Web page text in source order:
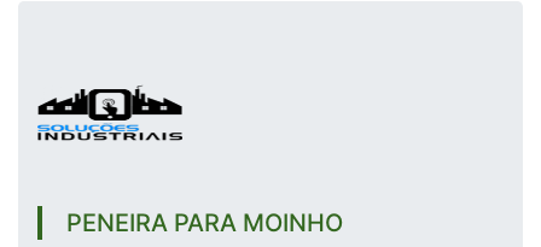
PENEIRA PARA MOINHO